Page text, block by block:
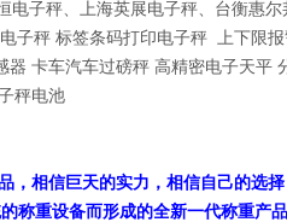
电子秤、上海英展电子秤、台衡惠尔
子秤 标签条码打印电子秤 上下限
卡车汽车过磅秤 高精密电子天平
秤电池
，相信巨天的实力，相信自己的选择
称重设备而形成的全新一代称重产